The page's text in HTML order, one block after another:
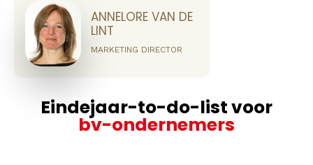
ANNELORE VAN DE
LINT
MARKETING DIRECTOR
Eindejaar-to-do-list voor
bv-ondernemers